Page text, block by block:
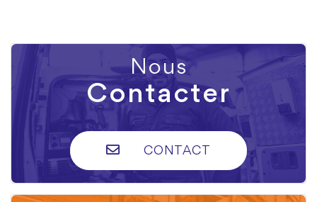
Nous
Contacter
CONTACT